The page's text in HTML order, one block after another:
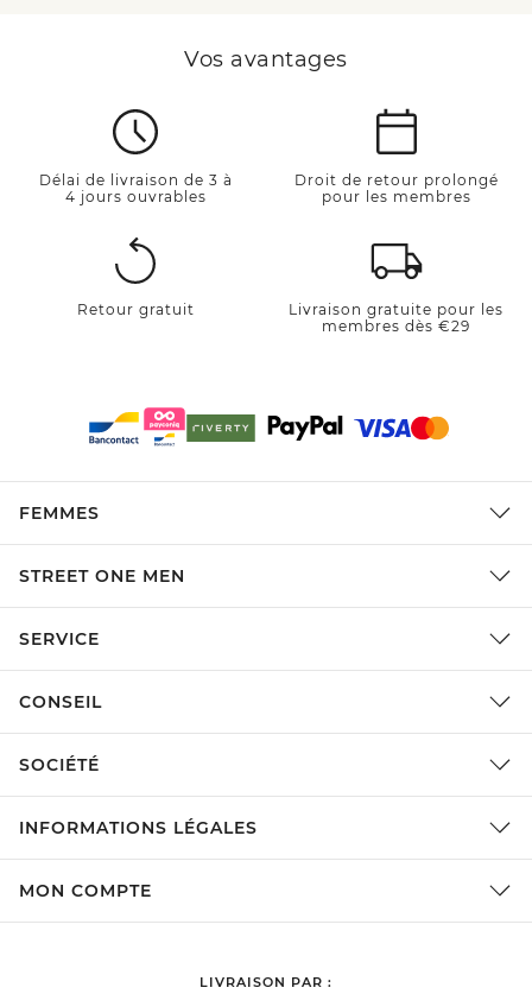
Vos avantages
Délai de livraison de 3 à
4 jours ouvrables
Droit de retour prolongé
pour les membres
Retour gratuit
Livraison gratuite pour les
membres dès €29
FEMMES
STREET ONE MEN
SERVICE
CONSEIL
SOCIÉTÉ
INFORMATIONS LÉGALES
MON COMPTE
LIVRAISON PAR :